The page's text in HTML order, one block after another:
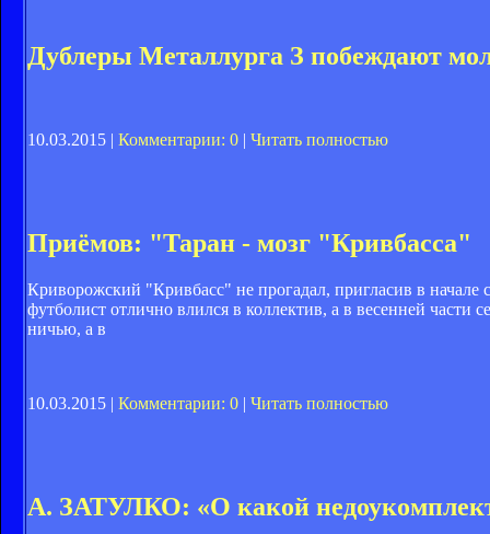
Дублеры Металлурга З побеждают
10.03.2015 | Комментарии: 0 | Читать полностью
Приёмов: "Таран - мозг "Кривбасса"
Криворожский "Кривбасс" не прогадал, пригласив в
футболист отлично влился в коллектив, а в весенней части
ничью, а в
10.03.2015 | Комментарии: 0 | Читать полностью
А. ЗАТУЛКО: «О какой